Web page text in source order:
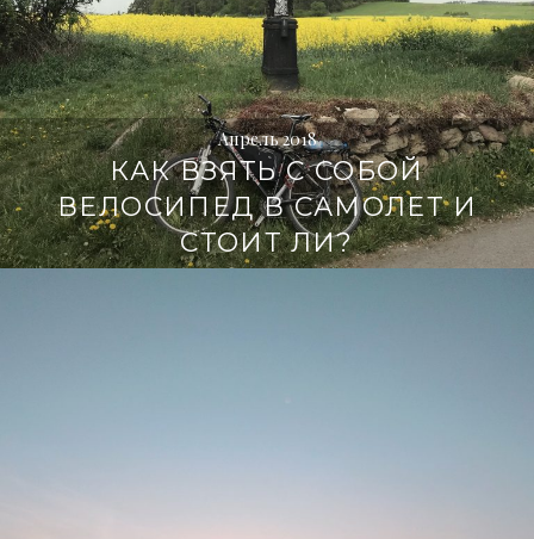
Апрель 2018
КАК ВЗЯТЬ С СОБОЙ
ВЕЛОСИПЕД В САМОЛЕТ И
СТОИТ ЛИ?